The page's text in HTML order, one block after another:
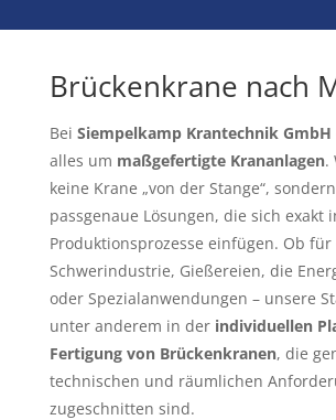
Brückenkrane nach
Bei Siempelkamp Krantechnik GmbH
alles um maßgefertigte Krananlagen.
keine Krane „von der Stange“,
passgenaue Lösungen, die sich exakt
Produktionsprozesse einfügen. Ob für
Schwerindustrie, Gießereien, die
oder Spezialanwendungen – unsere
unter anderem in der individuellen
Fertigung von Brückenkranen, die
technischen und räumlichen
zugeschnitten sind.